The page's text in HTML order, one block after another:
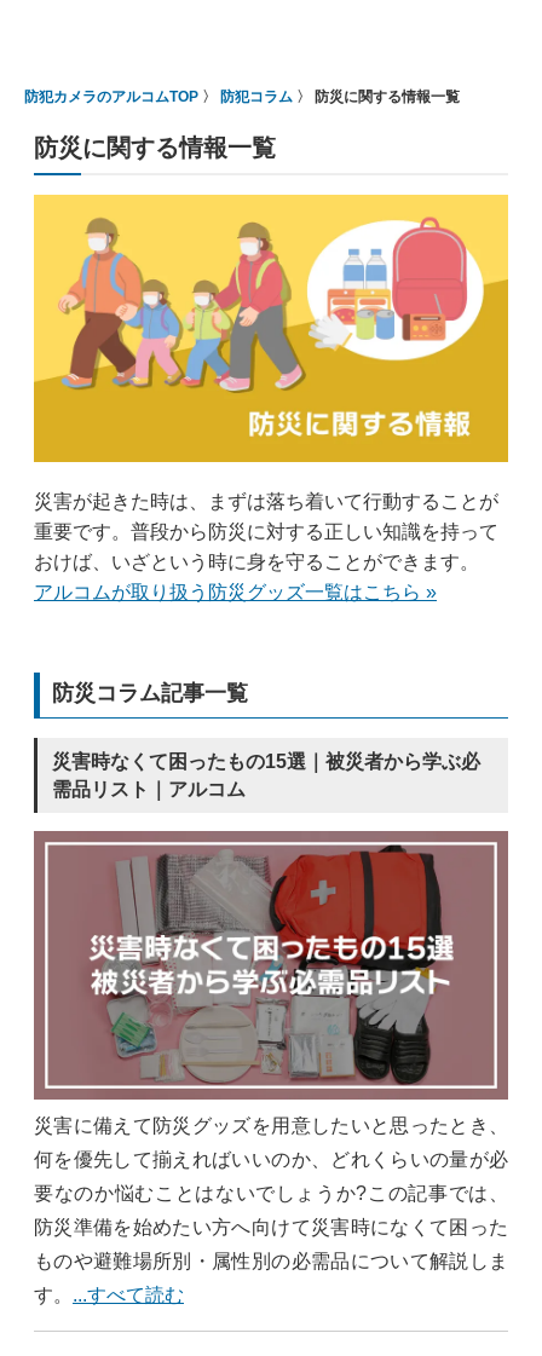
防犯カメラのアルコムTOP 防犯コラム 防災に関する情報一覧
防災に関する情報一覧
災害が起きた時は、まずは落ち着いて行動することが
重要です。普段から防災に対する正しい知識を持って
おけば、いざという時に身を守ることができます。
アルコムが取り扱う防災グッズ一覧はこちら »
防災コラム記事一覧
災害時なくて困ったもの15選｜被災者から学ぶ必
需品リスト｜アルコム
災害に備えて防災グッズを用意したいと思ったとき、
何を優先して揃えればいいのか、どれくらいの量が必
要なのか悩むことはないでしょうか?この記事では、
防災準備を始めたい方へ向けて災害時になくて困った
ものや避難場所別・属性別の必需品について解説しま
す。 ...すべて読む